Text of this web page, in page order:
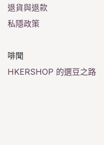
退貨與退款
私隱政策
啡聞
HKERSHOP 的選豆之路